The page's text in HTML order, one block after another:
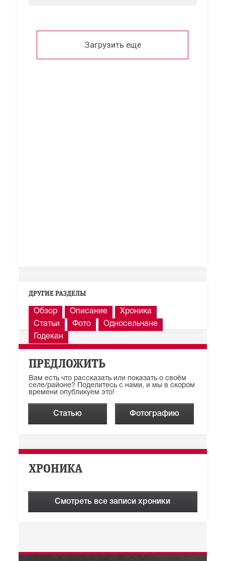
Загрузить еще
ДРУГИЕ РАЗДЕЛЫ
Обзор Описание
Хроника
Статьи
Фото
Односельчане
Годекан
ПРЕДЛОЖИТЬ
Вам есть что рассказать или показать о своём
селе/районе? Поделитесь с нами, и мы в скором
времени опубликуем это!
Статью Фотографию
ХРОНИКА
Смотреть все записи хроники